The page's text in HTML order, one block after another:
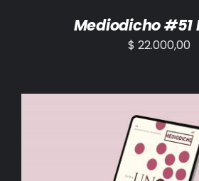
Mediodicho #51
$ 22.000,00